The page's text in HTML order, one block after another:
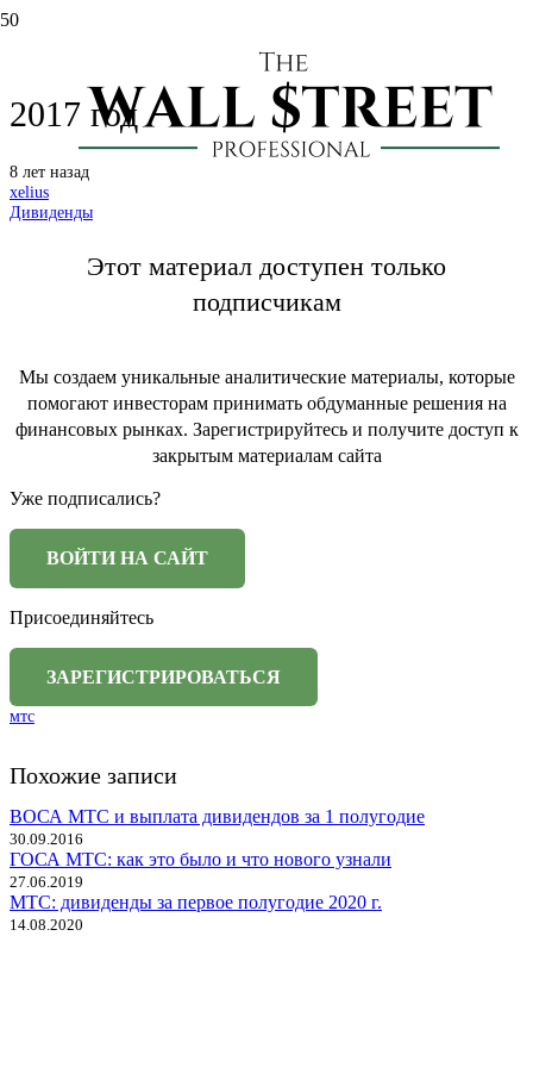
МТС: финальные дивиденды за
2017 год
8 лет назад
xelius
Дивиденды
Этот материал доступен только
подписчикам
Мы создаем уникальные аналитические материалы, которые
помогают инвесторам принимать обдуманные решения на
финансовых рынках. Зарегистрируйтесь и получите доступ к
закрытым материалам сайта
Уже подписались?
Присоединяйтесь
мтс
Похожие записи
ВОСА МТС и выплата дивидендов за 1 полугодие
30.09.2016
ГОСА МТС: как это было и что нового узнали
27.06.2019
МТС: дивиденды за первое полугодие 2020 г.
14.08.2020